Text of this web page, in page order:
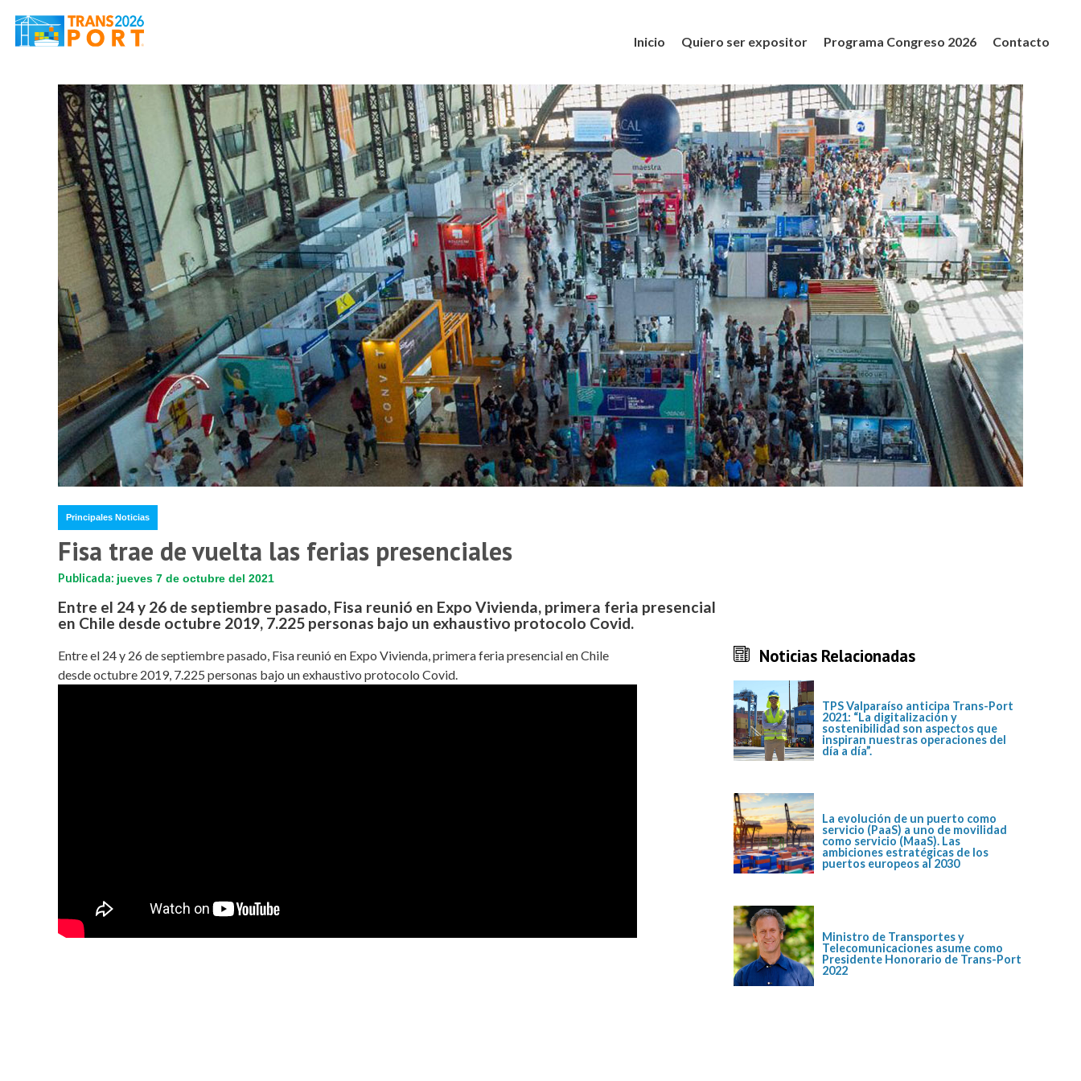
Inicio Quiero ser expositor Programa Congreso 2026 Contacto
Principales Noticias
Fisa trae de vuelta las ferias presenciales
Publicada: jueves 7 de octubre del 2021
Entre el 24 y 26 de septiembre pasado, Fisa reunió en Expo Vivienda, primera feria presencial
en Chile desde octubre 2019, 7.225 personas bajo un exhaustivo protocolo Covid.
Entre el 24 y 26 de septiembre pasado, Fisa reunió en Expo Vivienda, primera feria presencial en Chile
desde octubre 2019, 7.225 personas bajo un exhaustivo protocolo Covid.
Noticias Relacionadas
TPS Valparaíso anticipa Trans-Port
2021: “La digitalización y
sostenibilidad son aspectos que
inspiran nuestras operaciones del
día a día”.
La evolución de un puerto como
servicio (PaaS) a uno de movilidad
como servicio (MaaS). Las
ambiciones estratégicas de los
puertos europeos al 2030
Ministro de Transportes y
Telecomunicaciones asume como
Presidente Honorario de Trans-Port
2022